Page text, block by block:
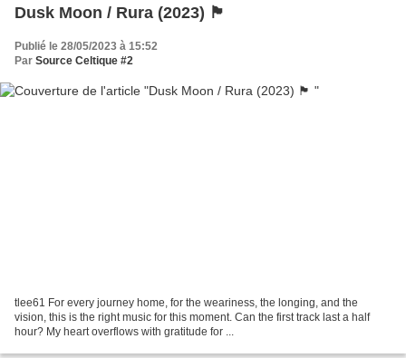
Dusk Moon / Rura (2023) 🏴󠁧󠁢󠁳󠁣󠁴󠁿
Publié le 28/05/2023 à 15:52
Par Source Celtique #2
tlee61 For every journey home, for the weariness, the longing, and the
vision, this is the right music for this moment. Can the first track last a half
hour? My heart overflows with gratitude for ...